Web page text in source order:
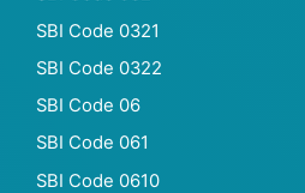
SBI Code 0321
SBI Code 0322
SBI Code 06
SBI Code 061
SBI Code 0610